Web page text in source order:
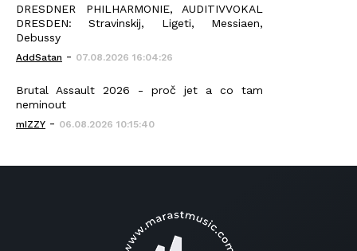
DRESDNER PHILHARMONIE, AUDITIVVOKAL
DRESDEN: Stravinskij, Ligeti, Messiaen,
Debussy
AddSatan - 07.08.2026 16:04:26
Brutal Assault 2026 - proč jet a co tam
neminout
mIZZY - 06.08.2026 10:15:40